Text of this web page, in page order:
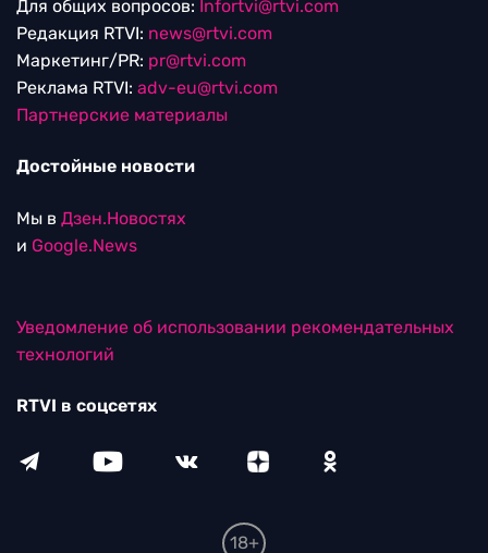
Для общих вопросов: Infortvi@rtvi.com
Редакция RTVI: news@rtvi.com
Маркетинг/PR: pr@rtvi.com
Реклама RTVI: adv-eu@rtvi.com
Партнерские материалы
Достойные новости
Мы в Дзен.Новостях
и Google.News
Уведомление об использовании рекомендательных
технологий
RTVI в соцсетях
18+